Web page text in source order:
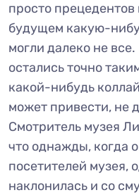
просто
будущем какую-
могли далеко не
остались точно
какой-нибудь
может привести, не
Смотритель музея
что однажды, когда
посетителей
наклонилась и со